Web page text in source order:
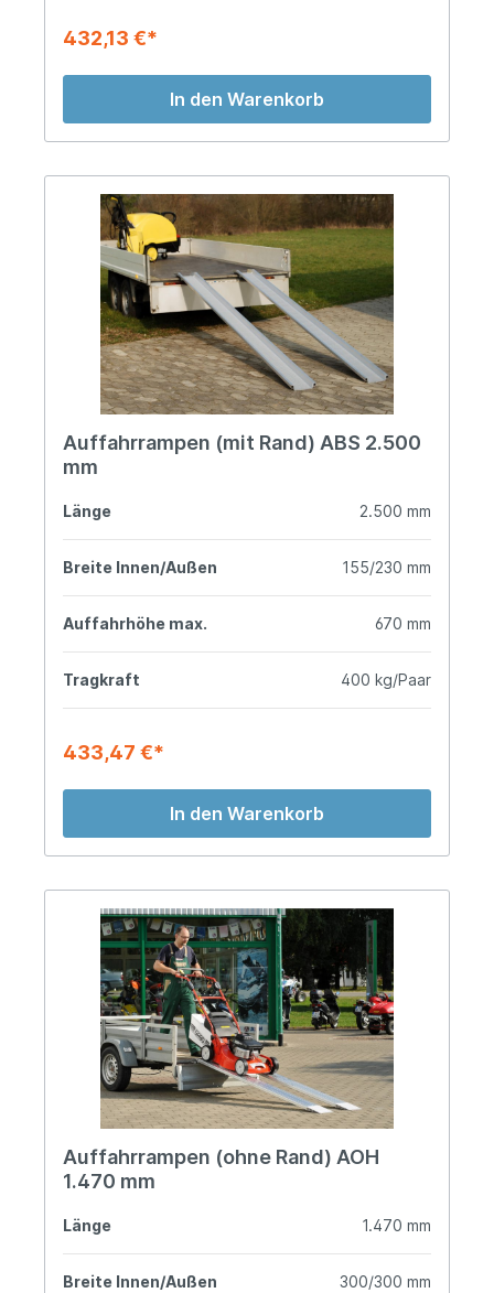
432,13 €*
In den Warenkorb
Auffahrrampen (mit Rand) ABS 2.500
mm
Länge 2.500 mm
Breite Innen/Außen 155/230 mm
Auffahrhöhe max. 670 mm
Tragkraft 400 kg/Paar
433,47 €*
In den Warenkorb
Auffahrrampen (ohne Rand) AOH
1.470 mm
Länge 1.470 mm
Breite Innen/Außen 300/300 mm